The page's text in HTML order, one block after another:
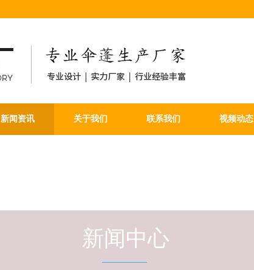
新闻资讯 关于我们 联系我们 视频动态
新闻中心